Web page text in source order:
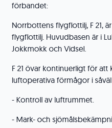
förbandet:
Norrbottens flygflottilj, F 21,
flygflottilj. Huvudbasen är i
Jokkmokk och Vidsel.
F 21 övar kontinuerligt för
luftoperativa förmågor i
- Kontroll av luftrummet.
- Mark- och